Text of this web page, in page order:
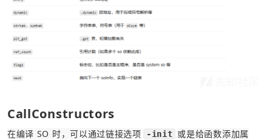
CallConstructors
在编译 SO 时，可以通过链接选项 -init 或是给函数添加属